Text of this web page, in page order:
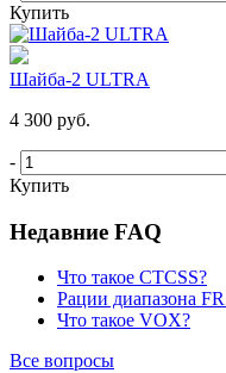
Купить
Шайба-2 ULTRA
4 300 руб.
-
Купить
Недавние FAQ
Что такое CTCSS?
Рации диапазона
Что такое VOX?
Все вопросы